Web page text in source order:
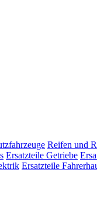
Reifen und
Ersatzteile Getriebe
Ersatzteile